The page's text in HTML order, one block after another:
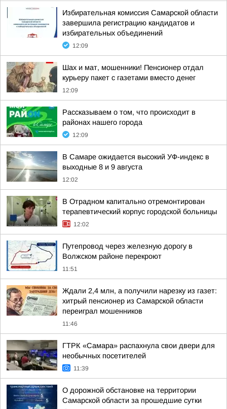
Избирательная комиссия Самарской области
завершила регистрацию кандидатов и
избирательных объединений
12:09
Шах и мат, мошенники! Пенсионер отдал
курьеру пакет с газетами вместо денег
12:09
Рассказываем о том, что происходит в
районах нашего города
12:09
В Самаре ожидается высокий УФ-индекс в
выходные 8 и 9 августа
12:02
В Отрадном капитально отремонтирован
терапевтический корпус городской больницы
12:02
Путепровод через железную дорогу в
Волжском районе перекроют
11:51
Ждали 2,4 млн, а получили нарезку из газет:
хитрый пенсионер из Самарской области
переиграл мошенников
11:46
ГТРК «Самара» распахнула свои двери для
необычных посетителей
11:39
О дорожной обстановке на территории
Самарской области за прошедшие сутки